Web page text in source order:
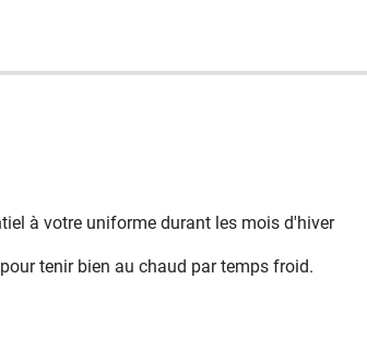
à votre uniforme durant les mois d'hiver
tenir bien au chaud par temps froid.